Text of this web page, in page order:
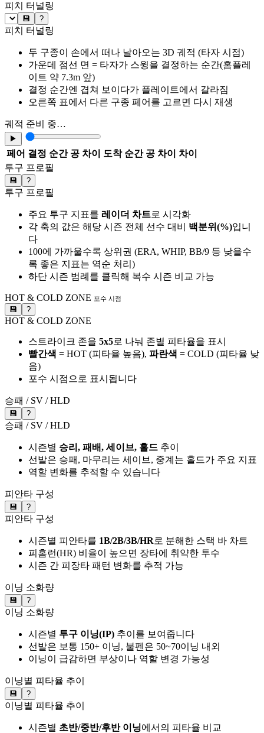
피치 터널링
💾 ?
피치 터널링
두 구종이 손에서 떠나 날아오는 3D 궤적 (타자 시점)
가운데 점선 면 = 타자가 스윙을 결정하는 순간(홈플레
이트 약 7.3m 앞)
결정 순간엔 겹쳐 보이다가 플레이트에서 갈라짐
오른쪽 표에서 다른 구종 페어를 고르면 다시 재생
궤적 준비 중…
▶
페어 결정 순간 공 차이 도착 순간 공 차이
차이
투구 프로필
💾 ?
투구 프로필
주요 투구 지표를 레이더 차트로 시각화
각 축의 값은 해당 시즌 전체 선수 대비 백분위(%)입니
다
100에 가까울수록 상위권 (ERA, WHIP, BB/9 등 낮을수
록 좋은 지표는 역순 처리)
하단 시즌 범례를 클릭해 복수 시즌 비교 가능
HOT & COLD ZONE 포수 시점
💾 ?
HOT & COLD ZONE
스트라이크 존을 5x5로 나눠 존별 피타율을 표시
빨간색 = HOT (피타율 높음), 파란색 = COLD (피타율 낮
음)
포수 시점으로 표시됩니다
승패 / SV / HLD
💾 ?
승패 / SV / HLD
시즌별 승리, 패배, 세이브, 홀드 추이
선발은 승패, 마무리는 세이브, 중계는 홀드가 주요 지표
역할 변화를 추적할 수 있습니다
피안타 구성
💾 ?
피안타 구성
시즌별 피안타를 1B/2B/3B/HR로 분해한 스택 바 차트
피홈런(HR) 비율이 높으면 장타에 취약한 투수
시즌 간 피장타 패턴 변화를 추적 가능
이닝 소화량
💾 ?
이닝 소화량
시즌별 투구 이닝(IP) 추이를 보여줍니다
선발은 보통 150+ 이닝, 불펜은 50~70이닝 내외
이닝이 급감하면 부상이나 역할 변경 가능성
이닝별 피타율 추이
💾 ?
이닝별 피타율 추이
시즌별 초반/중반/후반 이닝에서의 피타율 비교